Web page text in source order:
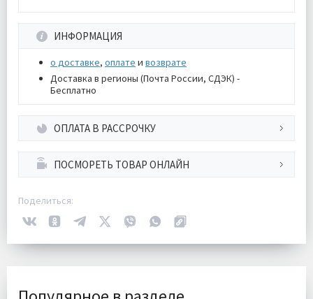
ИНФОРМАЦИЯ
о доставке, оплате и возврате
Доставка в регионы (Почта России, СДЭК) -
Бесплатно
ОПЛАТА В РАССРОЧКУ
ПОСМОРЕТЬ ТОВАР ОНЛАЙН
Поделиться: